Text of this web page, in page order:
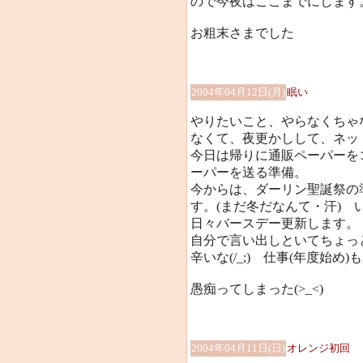
お粗末さまでした
2004年04月12日(月)眠い
やりたいこと、やらなくち
なくて、夜更かしして、ネ
今日は帰りに通販ペーパー
ーパーを送る準備。
今からは、ダーリン聖誕祭
す。(まだ冬だなんて・汗)
日々バースデー更新します。
自分で言い出しといてちょ
辛いな(/_;) 仕事(年度始め)
愚痴ってしまった(>_<)
2004年04月11日(日) オレンジ初